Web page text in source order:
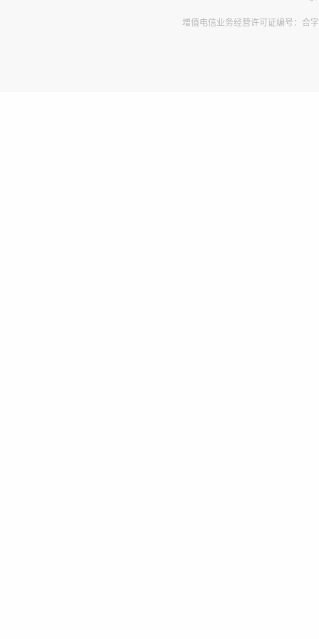
增值电信业务经营许可证编号：合